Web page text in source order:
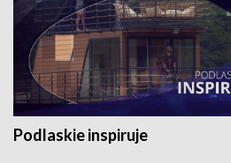
Podlaskie inspiruje